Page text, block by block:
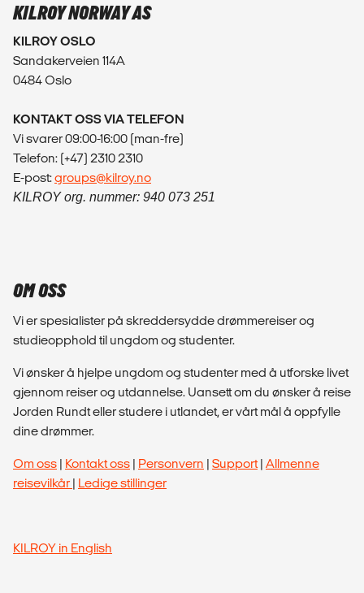
KILROY NORWAY AS
KILROY OSLO
Sandakerveien 114A
0484 Oslo
KONTAKT OSS VIA TELEFON
Vi svarer 09:00-16:00 (man-fre)
Telefon: (+47) 2310 2310
E-post:groups@kilroy.no
KILROY org. nummer: 940 073 251
OM OSS
Vi er spesialister på skreddersydde drømmereiser og
studieopphold til ungdom og studenter.
Vi ønsker å hjelpe ungdom og studenter med å utforske livet
gjennom reiser og utdannelse. Uansett om du ønsker å reise
Jorden Rundt eller studere i utlandet, er vårt mål å oppfylle
dine drømmer.
Om oss | Kontakt oss | Personvern | Support| Allmenne
reisevilkår | Ledige stillinger
KILROY in English